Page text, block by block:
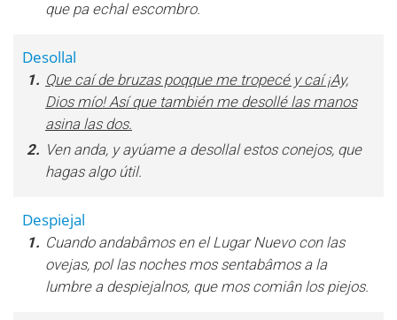
que pa echal escombro.
Desollal
1. Que caí de bruzas poqque me tropecé y caí ¡Ay,
Dios mío! Así que también me desollé las manos
asina las dos.
2. Ven anda, y ayúame a desollal estos conejos, que
hagas algo útil.
Despiejal
1. Cuando andabâmos en el Lugar Nuevo con las
ovejas, pol las noches mos sentabâmos a la
lumbre a despiejalnos, que mos comiân los piejos.